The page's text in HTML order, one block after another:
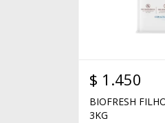
$ 1.450
BIOFRESH
3KG